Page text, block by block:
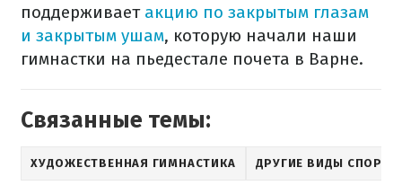
поддерживает акцию по закрытым глазам
и закрытым ушам, которую начали наши
гимнастки на пьедестале почета в Варне.
Связанные темы:
ХУДОЖЕСТВЕННАЯ ГИМНАСТИКА ДРУГИЕ ВИДЫ СПОРТА